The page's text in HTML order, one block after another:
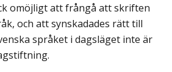
omöjligt att frångå att skriften
och att synskadades rätt till
språket i dagsläget inte är